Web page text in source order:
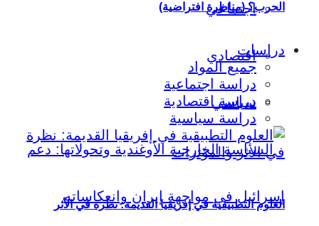
اجتماعي
اقتصادي
سياسي
الحرب؟ (مناظرة افتراضية)
دراسات
جميع المواد
دراسة اجتماعية
دراسة اقتصادية
دراسة سياسية
العلوم التطبيقية في إفريقيا القديمة: نظرة في الأثر